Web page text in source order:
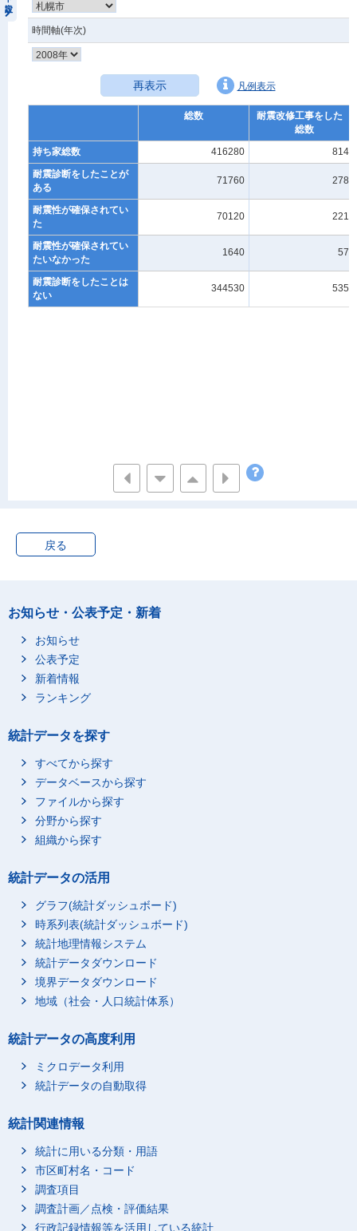
時間軸(年次)
再表示 凡例表示
総数
耐震改修工事をした
総数
持ち家総数
416280
8140
耐震診断をしたことが
ある
71760 2780
耐震性が確保されてい
た
70120 2210
耐震性が確保されてい
たいなかった
1640 570
耐震診断をしたことは
ない
344530 5350
戻る
お知らせ・公表予定・新着
お知らせ
公表予定
新着情報
ランキング
統計データを探す
すべてから探す
データベースから探す
ファイルから探す
分野から探す
組織から探す
統計データの活用
グラフ(統計ダッシュボード)
時系列表(統計ダッシュボード)
統計地理情報システム
統計データダウンロード
境界データダウンロード
地域（社会・人口統計体系）
統計データの高度利用
ミクロデータ利用
統計データの自動取得
統計関連情報
統計に用いる分類・用語
市区町村名・コード
調査項目
調査計画／点検・評価結果
行政記録情報等を活用している統計